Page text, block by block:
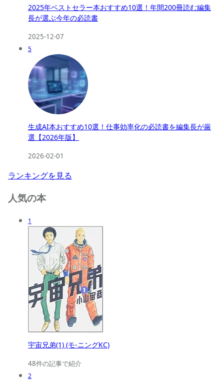
2025年ベストセラー本おすすめ10選！年間200冊読む編集
長が選ぶ今年の必読書
2025-12-07
5
生成AI本おすすめ10選！仕事効率化の必読書を編集長が厳
選【2026年版】
2026-02-01
ランキングを見る
人気の本
1
宇宙兄弟(1) (モ-ニングKC)
48件の記事で紹介
2